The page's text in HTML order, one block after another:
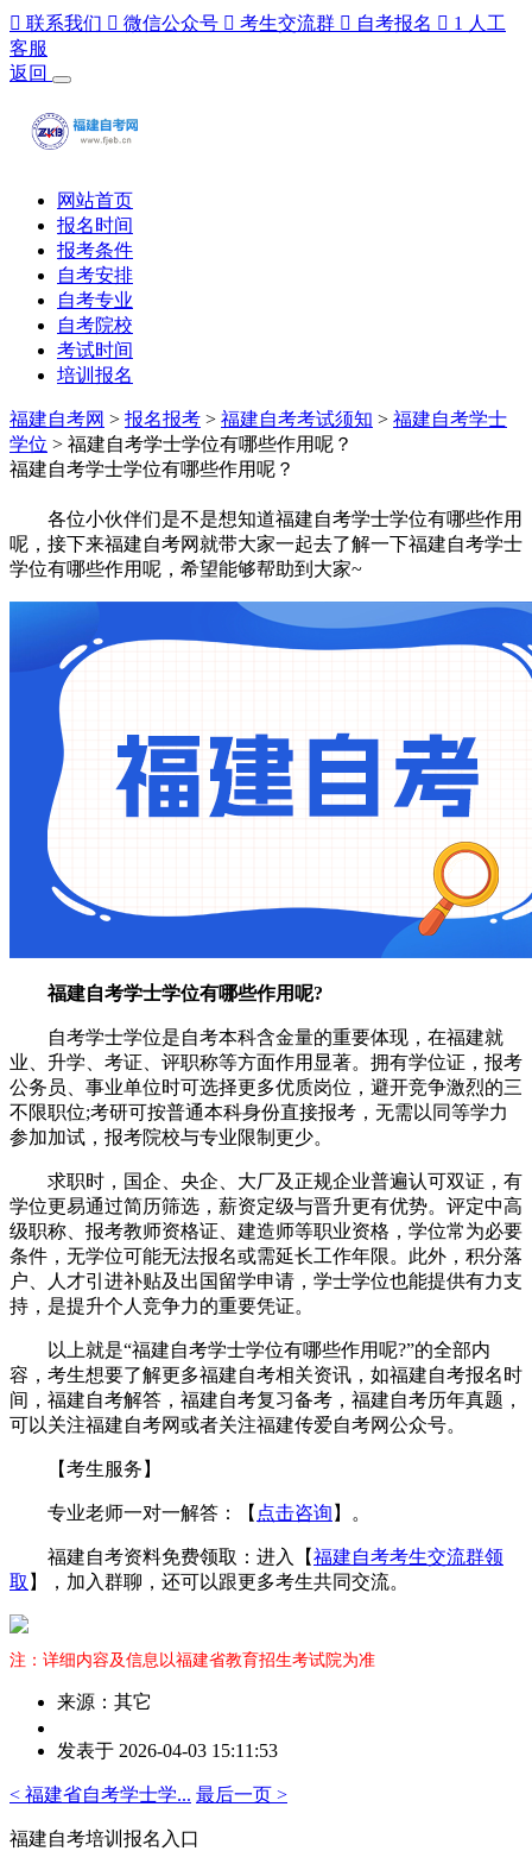
 联系我们  微信公众号  考生交流群  自考报名  1 人工
客服
返回
网站首页
报名时间
报考条件
自考安排
自考专业
自考院校
考试时间
培训报名
福建自考网 > 报名报考 > 福建自考考试须知 > 福建自考学士
学位 > 福建自考学士学位有哪些作用呢？
福建自考学士学位有哪些作用呢？
各位小伙伴们是不是想知道福建自考学士学位有哪些作用
呢，接下来福建自考网就带大家一起去了解一下福建自考学士
学位有哪些作用呢，希望能够帮助到大家~
福建自考学士学位有哪些作用呢?
自考学士学位是自考本科含金量的重要体现，在福建就
业、升学、考证、评职称等方面作用显著。拥有学位证，报考
公务员、事业单位时可选择更多优质岗位，避开竞争激烈的三
不限职位;考研可按普通本科身份直接报考，无需以同等学力
参加加试，报考院校与专业限制更少。
求职时，国企、央企、大厂及正规企业普遍认可双证，有
学位更易通过简历筛选，薪资定级与晋升更有优势。评定中高
级职称、报考教师资格证、建造师等职业资格，学位常为必要
条件，无学位可能无法报名或需延长工作年限。此外，积分落
户、人才引进补贴及出国留学申请，学士学位也能提供有力支
持，是提升个人竞争力的重要凭证。
以上就是“福建自考学士学位有哪些作用呢?”的全部内
容，考生想要了解更多福建自考相关资讯，如福建自考报名时
间，福建自考解答，福建自考复习备考，福建自考历年真题，
可以关注福建自考网或者关注福建传爱自考网公众号。
【考生服务】
专业老师一对一解答：【 点击咨询 】。
福建自考资料免费领取：进入【福建自考考生交流群领
取 】，加入群聊，还可以跟更多考生共同交流。
注：详细内容及信息以福建省教育招生考试院为准
来源：其它
者：
老
师
发表于 2026-04-03 15:11:53
< 福建省自考学士学... 最后一页 >
福建自考培训报名入口